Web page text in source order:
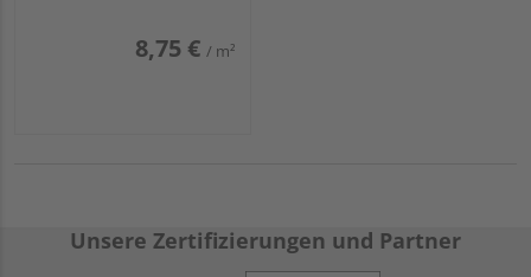
8,75 € / m²
Unsere Zertifizierungen und Partner